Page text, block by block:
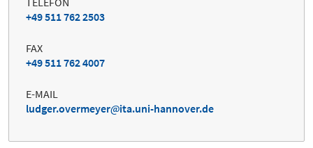
+49 511 762 2503
FAX
+49 511 762 4007
E-MAIL
ludger.overmeyer
ita.uni-hannover.de